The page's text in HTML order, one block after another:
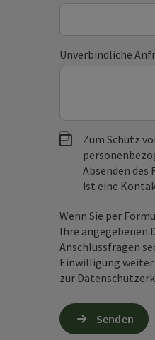
Unverbindliche
Zum Schutz
Absenden
ist eine
Wenn Sie per
Ihre angegebenen
Anschlussfragen
Einwilligung weiter.
zur
Senden